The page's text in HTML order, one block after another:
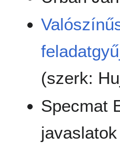
(szerk:
Specmat